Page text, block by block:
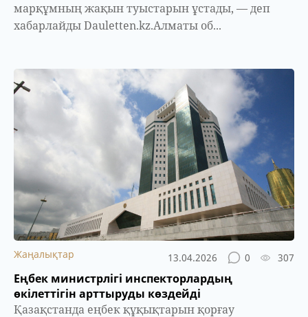
марқұмның жақын туыстарын ұстады, — деп
хабарлайды Dauletten.kz.Алматы об...
Жаңалықтар 13.04.2026 0 307
Еңбек министрлігі инспекторлардың
өкілеттігін арттыруды көздейді
Қазақстанда еңбек құқықтарын қорғау